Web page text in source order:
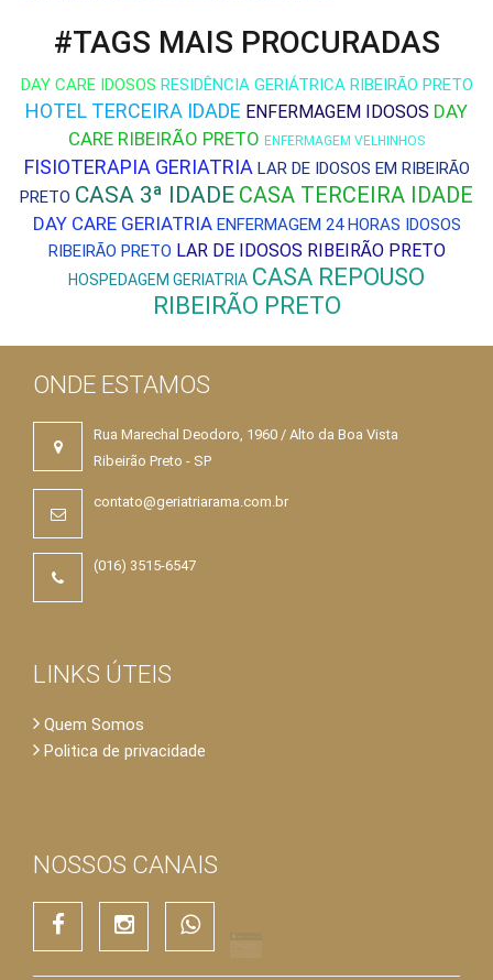
#TAGS MAIS PROCURADAS
DAY CARE IDOSOS RESIDÊNCIA GERIÁTRICA RIBEIRÃO PRETO
HOTEL TERCEIRA IDADE ENFERMAGEM IDOSOS DAY
CARE RIBEIRÃO PRETO ENFERMAGEM VELHINHOS
FISIOTERAPIA GERIATRIA LAR DE IDOSOS EM RIBEIRÃO
PRETO CASA 3ª IDADE CASA TERCEIRA IDADE
DAY CARE GERIATRIA ENFERMAGEM 24 HORAS IDOSOS
RIBEIRÃO PRETO LAR DE IDOSOS RIBEIRÃO PRETO
HOSPEDAGEM GERIATRIA CASA REPOUSO
RIBEIRÃO PRETO
ONDE ESTAMOS
Rua Marechal Deodoro, 1960 / Alto da Boa Vista
Ribeirão Preto - SP
contato@geriatriarama.com.br
(016) 3515-6547
LINKS ÚTEIS
Quem Somos
Politica de privacidade
NOSSOS CANAISResidencial Geriátrico Ramá
Nossa atuação é a transparência acima de tudo e a
Residencial Geriátrico Ramá